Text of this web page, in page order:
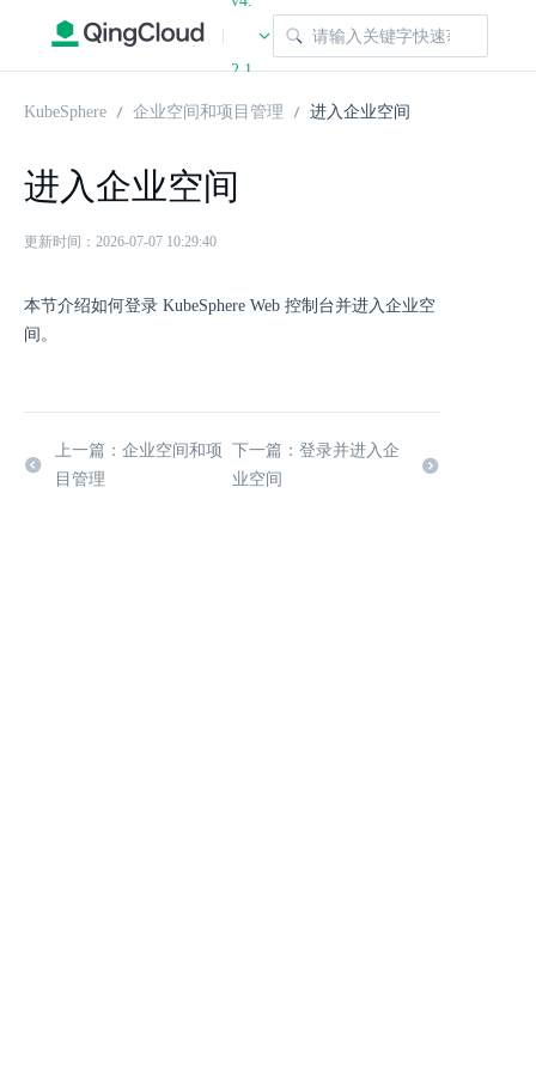
|
2.1
KubeSphere 企业空间和项目管理 进入企业空间
进入企业空间
更新时间：2026-07-07 10:29:40
本节介绍如何登录 KubeSphere Web 控制台并进入企业空
间。
上一篇：企业空间和项
目管理
下一篇：登录并进入企
业空间